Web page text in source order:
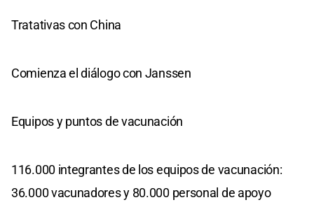
Tratativas con China
Comienza el diálogo con Janssen
Equipos y puntos de vacunación
116.000 integrantes de los equipos de vacunación:
36.000 vacunadores y 80.000 personal de apoyo